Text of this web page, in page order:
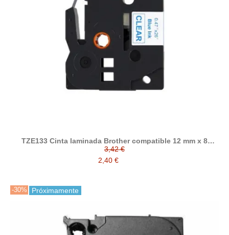
TZE133 Cinta laminada Brother compatible 12 mm x 8
metros
3,42 €
2,40 €
-30% Próximamente